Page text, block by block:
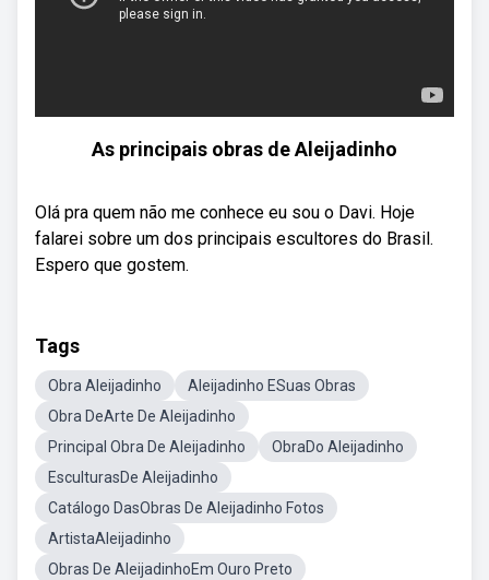
As principais obras de Aleijadinho
Olá pra quem não me conhece eu sou o Davi. Hoje
falarei sobre um dos principais escultores do Brasil.
Espero que gostem.
Tags
Obra Aleijadinho
Aleijadinho ESuas Obras
Obra DeArte De Aleijadinho
Principal Obra De Aleijadinho
ObraDo Aleijadinho
EsculturasDe Aleijadinho
Catálogo DasObras De Aleijadinho Fotos
ArtistaAleijadinho
Obras De AleijadinhoEm Ouro Preto